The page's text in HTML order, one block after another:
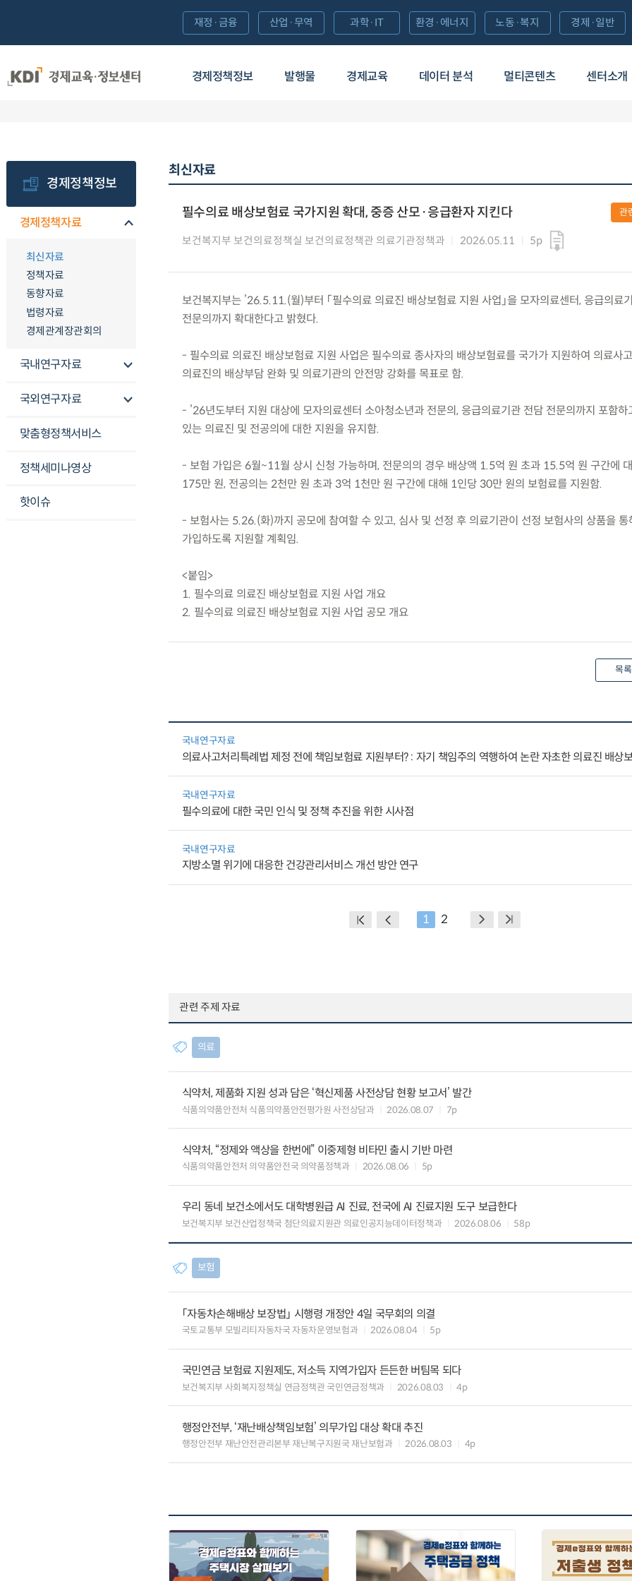
경제정책정보 발행물 경제교육 데이터 분석 멀티콘텐츠 센터소개
재정·금융 산업·무역 과학·IT 환경·에너지 노동·복지 경제·일반
경제정책정보
경제정책자료
최신자료
정책자료
동향자료
법령자료
경제관계장관회의
국내연구자료
국외연구자료
맞춤형정책서비스
정책세미나영상
핫이슈
최신자료
필수의료 배상보험료 국가지원 확대, 중증 산모·응급환자 지킨다
보건복지부 보건의료정책실 보건의료정책관 의료기관정책과 2026.05.11 5p
관
보건복지부는 ’26.5.11.(월)부터 「필수의료 의료진 배상보험료 지원 사업」을 모자의료센터, 응급의료
전문의까지 확대한다고 밝혔다.
- 필수의료 의료진 배상보험료 지원 사업은 필수의료 종사자의 배상보험료를 국가가 지원하여 의료사
의료진의 배상부담 완화 및 의료기관의 안전망 강화를 목표로 함.
- ’26년도부터 지원 대상에 모자의료센터 소아청소년과 전문의, 응급의료기관 전담 전문의까지 포함하
있는 의료진 및 전공의에 대한 지원을 유지함.
- 보험 가입은 6월~11월 상시 신청 가능하며, 전문의의 경우 배상액 1.5억 원 초과 15.5억 원 구간에
175만 원, 전공의는 2천만 원 초과 3억 1천만 원 구간에 대해 1인당 30만 원의 보험료를 지원함.
- 보험사는 5.26.(화)까지 공모에 참여할 수 있고, 심사 및 선정 후 의료기관이 선정 보험사의 상품을 통
가입하도록 지원할 계획임.
<붙임>
1. 필수의료 의료진 배상보험료 지원 사업 개요
2. 필수의료 의료진 배상보험료 지원 사업 공모 개요
목
국내연구자료
의료사고처리특례법 제정 전에 책임보험료 지원부터? : 자기 책임주의 역행하여 논란 자초한 의료진 배상
국내연구자료
필수의료에 대한 국민 인식 및 정책 추진을 위한 시사점
국내연구자료
지방소멸 위기에 대응한 건강관리서비스 개선 방안 연구
1 2
관련 주제 자료
의료
식약처, 제품화 지원 성과 담은 ‘혁신제품 사전상담 현황 보고서’ 발간
식품의약품안전처 식품의약품안전평가원 사전상담과 2026.08.07 7p
식약처, “정제와 액상을 한번에” 이중제형 비타민 출시 기반 마련
식품의약품안전처 의약품안전국 의약품정책과 2026.08.06 5p
우리 동네 보건소에서도 대학병원급 AI 진료, 전국에 AI 진료지원 도구 보급한다
보건복지부 보건산업정책국 첨단의료지원관 의료인공지능데이터정책과 2026.08.06 58p
보험
「자동차손해배상 보장법」 시행령 개정안 4일 국무회의 의결
국토교통부 모빌리티자동차국 자동차운영보험과 2026.08.04 5p
국민연금 보험료 지원제도, 저소득 지역가입자 든든한 버팀목 되다
보건복지부 사회복지정책실 연금정책관 국민연금정책과 2026.08.03 4p
행정안전부, ‘재난배상책임보험’ 의무가입 대상 확대 추진
행정안전부 재난안전관리본부 재난복구지원국 재난보험과 2026.08.03 4p